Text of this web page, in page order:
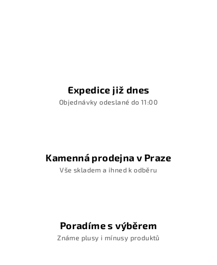
Expedice již dnes
Objednávky odeslané do 11:00
Kamenná prodejna v Praze
Vše skladem a ihned k odběru
Poradíme s výběrem
Známe plusy i mínusy produktů